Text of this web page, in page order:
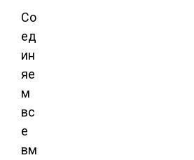
Со
ед
ин
яе
м
вс
е
вм